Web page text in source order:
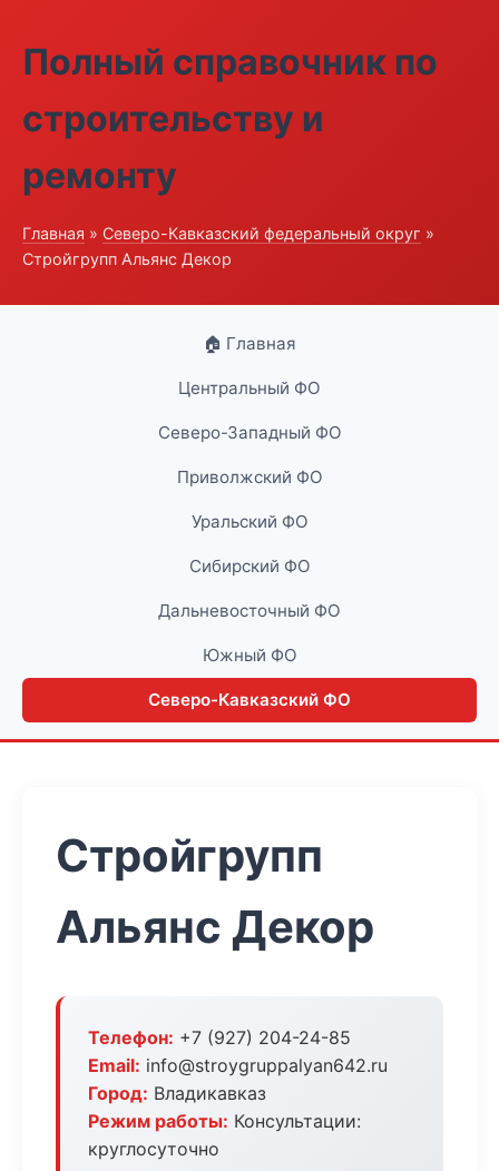
Полный справочник по
строительству и
ремонту
Главная » Северо-Кавказский федеральный округ »
Стройгрупп Альянс Декор
🏠 Главная
Центральный ФО
Северо-Западный ФО
Приволжский ФО
Уральский ФО
Сибирский ФО
Дальневосточный ФО
Южный ФО
Северо-Кавказский ФО
Стройгрупп
Альянс Декор
Телефон: +7 (927) 204-24-85
Email: info@stroygruppalyan642.ru
Город: Владикавказ
Режим работы: Консультации:
круглосуточно